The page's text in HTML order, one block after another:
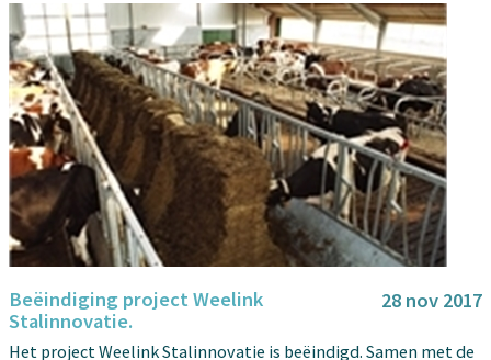
28 nov 2017
Beëindiging project Weelink
Stalinnovatie.
Het project Weelink Stalinnovatie is beëindigd. Samen met de